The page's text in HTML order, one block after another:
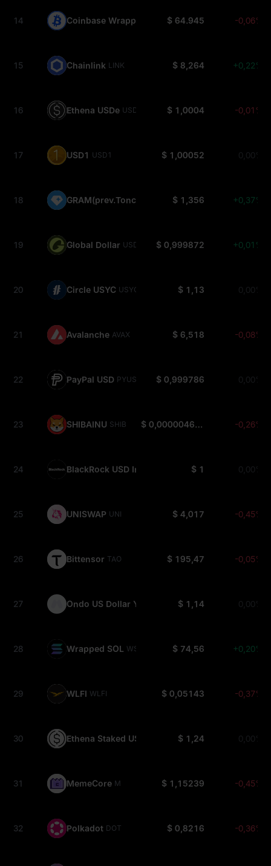
14 Coinbase Wrapped BTC CBBTC
$ 64.945 -0,06%
15 Chainlink LINK $ 8,264 +0,22%
16 Ethena USDe USDE $ 1,0004 -0,01%
17 USD1 USD1 $ 1,00052 0,00%
18 GRAM(prev.Toncoin) GRAM$ 1,356 +0,37%
19 Global Dollar USDG $ 0,999872 +0,01%
20 Circle USYC USYC $ 1,13 0,00%
21 Avalanche AVAX $ 6,518 -0,08%
22 PayPal USD PYUSD $ 0,999786 0,00%
23 SHIBAINU SHIB $ 0,000004662 -0,26%
24 BlackRock USD Institutional Digital Liquidity
$ 1 0,00%
25 UNISWAP UNI $ 4,017 -0,45%
26 Bittensor TAO $ 195,47 -0,05%
27 Ondo US Dollar Yield $ 1,14 0,00%
28 Wrapped SOL WSOL $ 74,56 +0,20%
29 WLFI WLFI $ 0,05143 -0,37%
30 Ethena Staked USDe $ 1,24 0,00%
31 MemeCore M $ 1,15239 -0,45%
32 Polkadot DOT $ 0,8216 -0,36%